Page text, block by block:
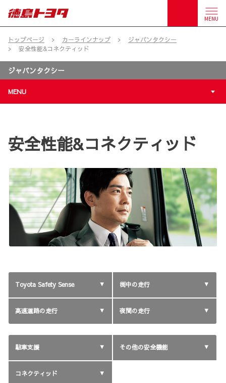
MENU
トップページ カーラインナップ
ジャパンタクシー
安全性能&コネクティッド
ジャパンタクシー
MENU
安全性能&コネクティッド
Toyota Safety Sense 街中の走行
高速道路の走行 夜間の走行
駐車支援 その他の安全機能
コネクティッド